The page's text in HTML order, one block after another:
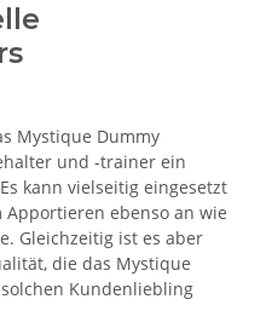
Mystique Dummy
und -trainer ein
kann vielseitig eingesetzt
ebenso an wie
Gleichzeitig ist es aber
die das Mystique
Kundenliebling